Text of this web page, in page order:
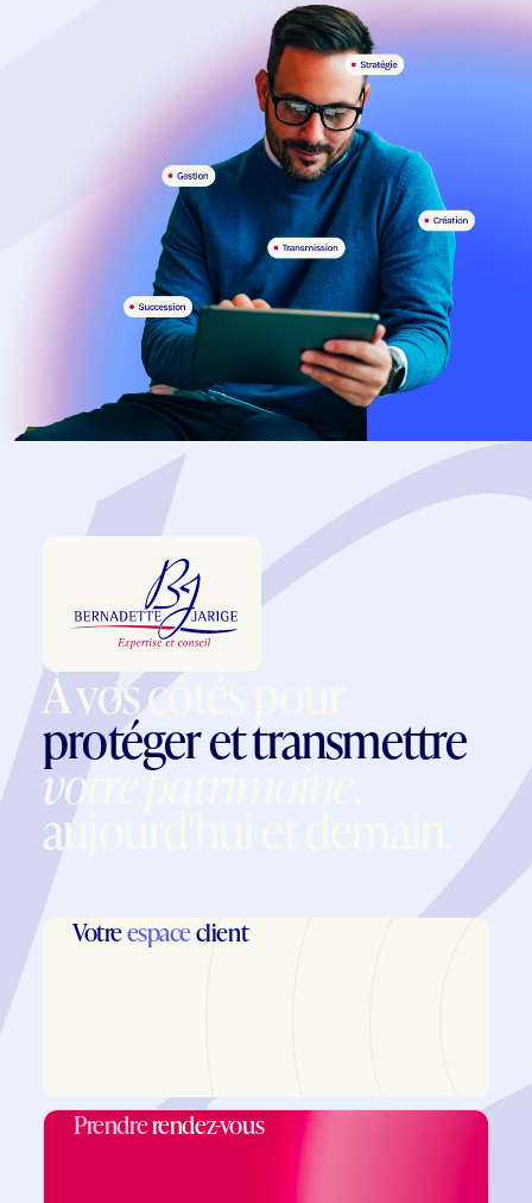
À vos côtés pour
protéger et transmettre
votre patrimoine
aujourd'hui et demain.
Votreespaceclient
Prendrerendez-vous